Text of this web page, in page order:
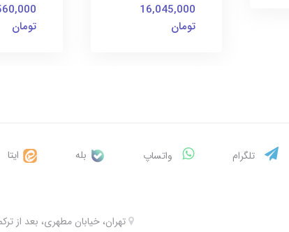
16,045,000
تومان
تومان
تلگرام واتساپ بله ایتا
تهران، خیابان مطهری، بعد از